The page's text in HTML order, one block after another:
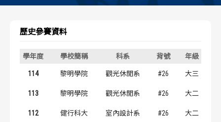
歷屆冠軍
歷屆個人獎得主
歷屆冠軍
歷屆個人獎得主
歷史參賽資料
學年度 學校簡稱 科系 背號 年級
114 黎明學院 觀光休閒系 #26 大三
113 黎明學院 觀光休閒系 #26 大二
112 健行科大 室內設計系 #26 大二